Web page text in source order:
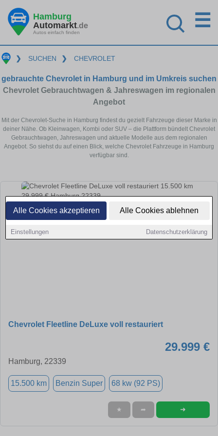
Alle Cookies akzeptieren Alle Cookies ablehnen
Einstellungen Datenschutzerklärung
Hamburg
Automarkt.de
Autos einfach finden
☰
❯ SUCHEN ❯ CHEVROLET
gebrauchte Chevrolet in Hamburg und im Umkreis suchen
Chevrolet Gebrauchtwagen & Jahreswagen im regionalen
Angebot
Mit der Chevrolet-Suche in Hamburg findest du gezielt Fahrzeuge dieser Marke in
deiner Nähe. Ob Kleinwagen, Kombi oder SUV – die Plattform bündelt Chevrolet
Gebrauchtwagen, Jahreswagen und aktuelle Modelle aus dem regionalen
Angebot. So siehst du auf einen Blick, welche Chevrolet Fahrzeuge in Hamburg
verfügbar sind.
Chevrolet Fleetline DeLuxe voll restauriert
29.999 €
Hamburg, 22339
15.500 km Benzin Super 68 kw (92 PS)
★ ➦ ➜